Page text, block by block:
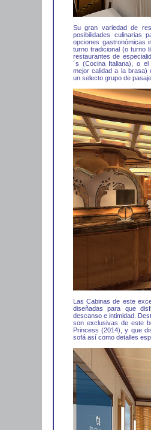
Su gran variedad de
posibilidades culinarias
opciones gastronómicas
turno tradicional (o turno
restaurantes de
´s (Cocina Italiana), o
mejor calidad a la brasa)
un selecto grupo de
Las Cabinas de este
diseñadas para que
descanso e intimidad.
son exclusivas de este
Princess (2014), y que
sofá así como detalles